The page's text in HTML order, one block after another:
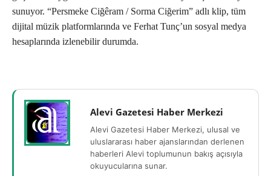
sunuyor. “Persmeke Ciğêram / Sorma Ciğerim” adlı klip, tüm
dijital müzik platformlarında ve Ferhat Tunç’un sosyal medya
hesaplarında izlenebilir durumda.
Alevi Gazetesi Haber Merkezi
Alevi Gazetesi Haber Merkezi, ulusal ve
uluslararası haber ajanslarından derlenen
haberleri Alevi toplumunun bakış açısıyla
okuyucularına sunar.